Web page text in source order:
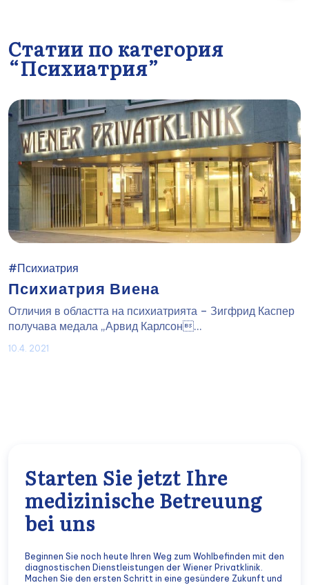
Статии по категория
“Психиатрия”
#Психиатрия
Психиатрия Виена
Отличия в областта на психиатрията – Зигфрид Каспер
получава медала „Арвид Карлсон...
10.4. 2021
Starten Sie jetzt Ihre
medizinische Betreuung
bei uns
Beginnen Sie noch heute Ihren Weg zum Wohlbefinden mit den
diagnostischen Dienstleistungen der Wiener Privatklinik.
Machen Sie den ersten Schritt in eine gesündere Zukunft und